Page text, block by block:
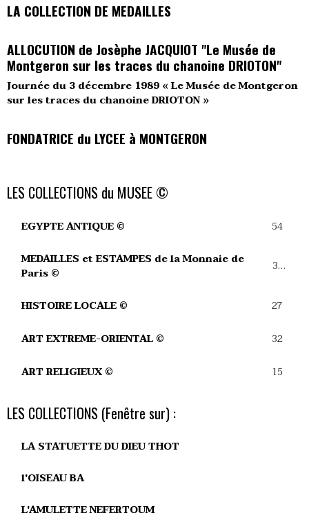
LA COLLECTION DE MEDAILLES
ALLOCUTION de Josèphe JACQUIOT "Le Musée de
Montgeron sur les traces du chanoine DRIOTON"
Journée du 3 décembre 1989 « Le Musée de Montgeron
sur les traces du chanoine DRIOTON »
FONDATRICE du LYCEE à MONTGERON
LES COLLECTIONS du MUSEE ©
EGYPTE ANTIQUE © 54
MEDAILLES et ESTAMPES de la Monnaie de
Paris ©
39
HISTOIRE LOCALE © 27
ART EXTREME-ORIENTAL © 32
ART RELIGIEUX © 15
LES COLLECTIONS (Fenêtre sur) :
LA STATUETTE DU DIEU THOT
l'OISEAU BA
L'AMULETTE NEFERTOUM